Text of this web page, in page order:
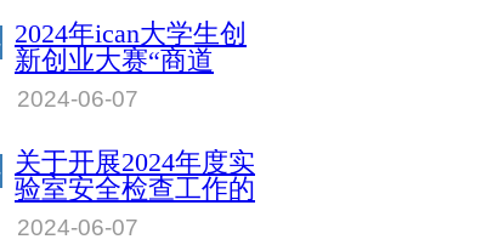
2024年ican大学生创
新创业大赛“商道
杯”管理决策模拟挑
战赛北京物资学院校
2024-06-07
关于开展2024年度实
验室安全检查工作的
通知
2024-06-07